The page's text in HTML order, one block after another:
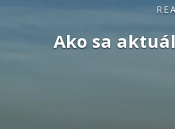
Ako sa